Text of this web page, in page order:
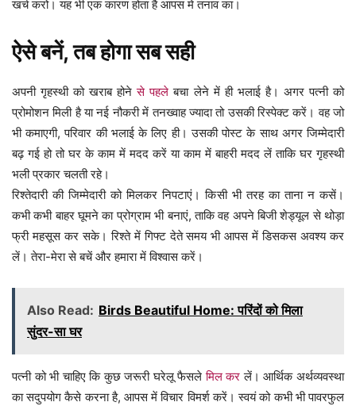
खर्च करो। यह भी एक कारण होता है आपस मे तनाव का।
ऐसे बनें, तब होगा सब सही
अपनी गृहस्थी को खराब होनेसे पहले बचा लेने में ही भलाई है। अगर पत्नी को
प्रोमोशन मिली है या नई नौकरी में तनख्वाह ज्यादा तो उसकी रिस्पेक्ट करें। वह जो
भी कमाएगी, परिवार की भलाई के लिए ही। उसकी पोस्ट के साथ अगर जिम्मेदारी
बढ़ गई हो तो घर के काम में मदद करें या काम में बाहरी मदद लें ताकि घर गृहस्थी
भली प्रकार चलती रहे।
रिश्तेदारी की जिम्मेदारी को मिलकर निपटाएं। किसी भी तरह का ताना न कसें।
कभी कभी बाहर घूमने का प्रोग्राम भी बनाएं, ताकि वह अपने बिजी शेड्यूल से थोड़ा
फ्री महसूस कर सके। रिश्ते में गिफ्ट देते समय भी आपस में डिसकस अवश्य कर
लें। तेरा-मेरा से बचें और हमारा में विश्वास करें।
Also Read: Birds Beautiful Home: परिंदों को मिला
सुंदर-सा घर
पत्नी को भी चाहिए कि कुछ जरूरी घरेलू फैसलेमिल कर लें। आर्थिक अर्थव्यवस्था
का सदुपयोग कैसे करना है, आपस में विचार विमर्श करें। स्वयं को कभी भी पावरफुल